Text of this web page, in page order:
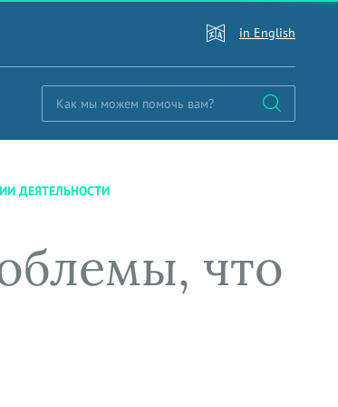
in English
ДЕЯТЕЛЬНОСТИ
что